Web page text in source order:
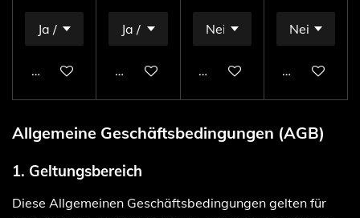
In den WarenkorbIn den WarenkorbIn den WarenkorbIn den
Allgemeine Geschäftsbedingungen (AGB)
1. Geltungsbereich
Diese Allgemeinen Geschäftsbedingungen gelten für